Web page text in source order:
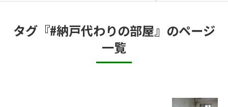
タグ『#納戸代わりの部屋』のページ
一覧